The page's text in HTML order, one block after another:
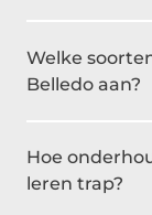
Welke
Belledo aan?
Hoe
leren trap?